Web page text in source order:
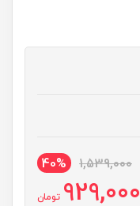
1,539,000
40%
929,000 تومان